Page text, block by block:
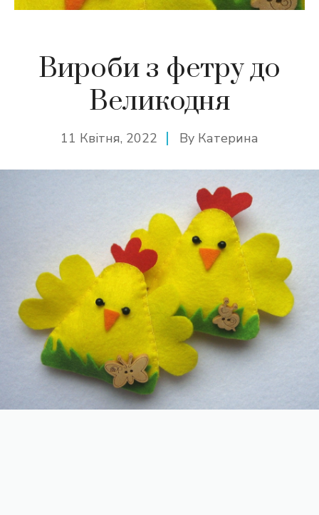
Вироби з фетру до
Великодня
11 Квітня, 2022 By Катерина